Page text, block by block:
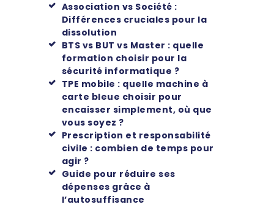
Association vs Société :
Différences cruciales pour la
dissolution
BTS vs BUT vs Master : quelle
formation choisir pour la
sécurité informatique ?
TPE mobile : quelle machine à
carte bleue choisir pour
encaisser simplement, où que
vous soyez ?
Prescription et responsabilité
civile : combien de temps pour
agir ?
Guide pour réduire ses
dépenses grâce à
l’autosuffisance